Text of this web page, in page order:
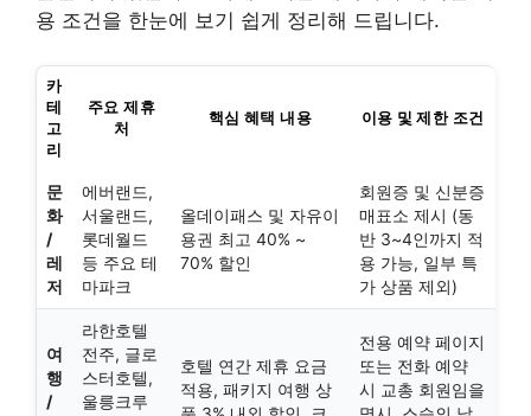
용 조건을 한눈에 보기 쉽게 정리해 드립니다.
카
테
고
리
주요 제휴
처
핵심 혜택 내용 이용 및 제한 조건
문
화
/
레
저
에버랜드,
서울랜드,
롯데월드
등 주요 테
마파크
올데이패스 및 자유이
용권 최고 40% ~
70% 할인
회원증 및 신분증
매표소 제시 (동
반 3~4인까지 적
용 가능, 일부 특
가 상품 제외)
여
행
/
라한호텔
전주, 글로
스터호텔,
울릉크루
호텔 연간 제휴 요금
적용, 패키지 여행 상
전용 예약 페이지
또는 전화 예약
시 교총 회원임을